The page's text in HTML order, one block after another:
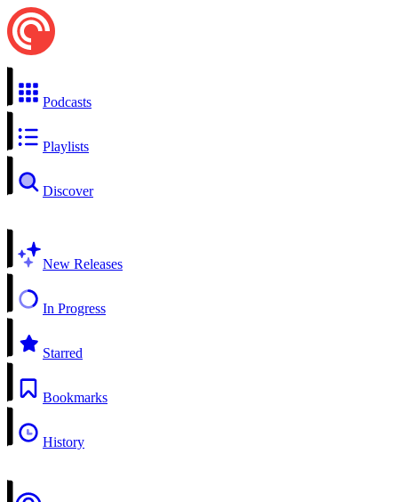
Podcasts
Playlists
Discover
New Releases
In Progress
Starred
Bookmarks
History